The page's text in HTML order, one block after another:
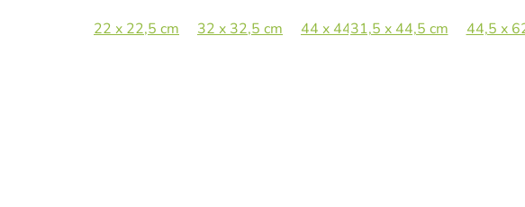
22 x 22,5 cm 32 x 32,5 cm 44 x 44,5 cm 64,5 x 65 cm
31,5 x 44,5 cm 44,5 x